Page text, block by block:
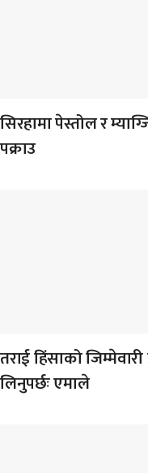
सिरहामा पेस्तोल र
पक्राउ
तराई हिंसाको जिम्मेवारी
लिनुपर्छः एमाले